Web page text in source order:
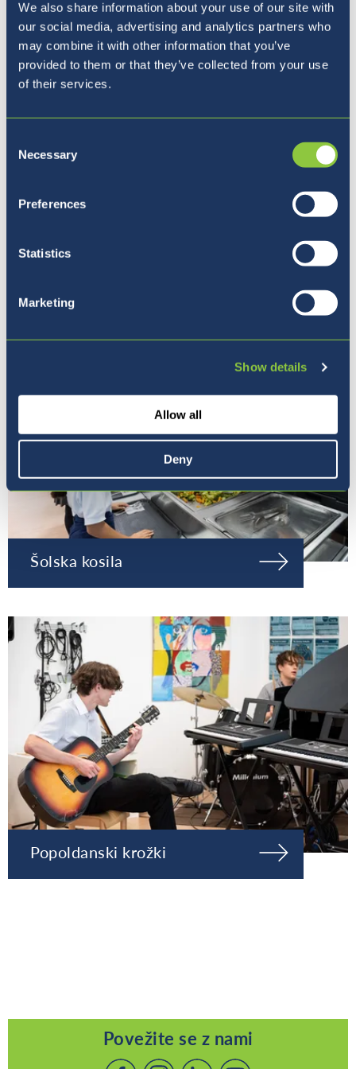
We also share information about your use of our site with
our social media, advertising and analytics partners who
may combine it with other information that you’ve
provided to them or that they’ve collected from your use
of their services.
Selection
Necessary
Preferences
Statistics
Marketing
Show details
Allow all
Deny
Šolska kosila
Popoldanski krožki
Povežite se z nami